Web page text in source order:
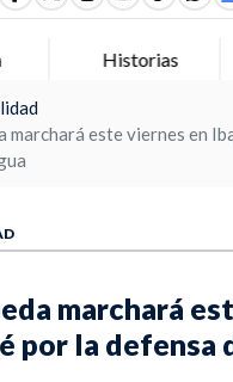
Historias
marchará este viernes en
marchará
por la defensa